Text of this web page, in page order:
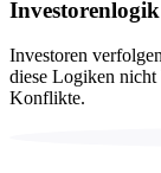
Investorenlogik
Investoren
diese Logiken nicht
Konflikte.